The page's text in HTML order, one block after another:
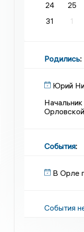
24
25
31
1
Родились:
Юрий
События:
В Орле
События